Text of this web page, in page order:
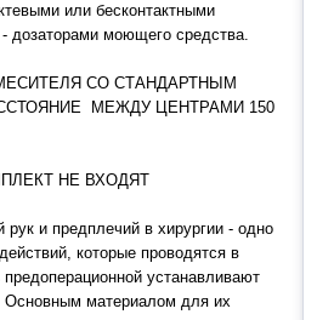
или бесконтактными
дозаторами моющего средства.
СО СТАНДАРТНЫМ
МЕЖДУ ЦЕНТРАМИ 150
НЕ ВХОДЯТ
рук и предплечий в хирургии - одно
которые проводятся в
устанавливают
Основным материалом для их